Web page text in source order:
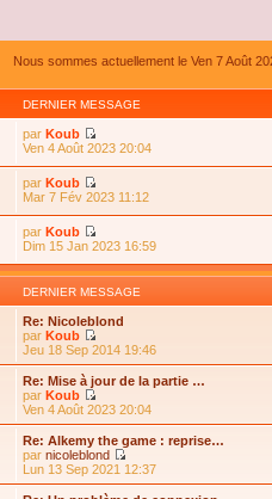
Nous sommes actuellement le Ven 7 Août
DERNIER MESSAGE
par Koub
C
u
l
e
l
e
d
e
n
r
m
e
s
a
g
e
Ven 4 Août 2023 20:04
par Koub
C
u
l
t
e
r
l
d
e
r
i
e
r
m
e
s
s
Mar 7 Fév 2023 11:12
par Koub
C
n
s
u
l
t
e
r
e
e
r
n
i
e
r
Dim 15 Jan 2023 16:59
DERNIER MESSAGE
Re: Nicoleblond
par Koub
C
o
n
s
u
l
e
r
l
Jeu 18 Sep 2014 19:46
Re: Mise à jour de la partie …
par Koub
C
o
n
s
u
l
t
Ven 4 Août 2023 20:04
Re: Alkemy the game : reprise…
par nicoleblond
C
o
n
Lun 13 Sep 2021 12:37